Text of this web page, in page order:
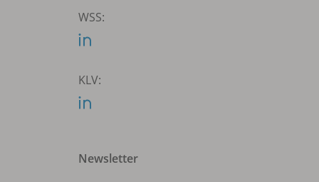
WSS:
KLV:
Newsletter